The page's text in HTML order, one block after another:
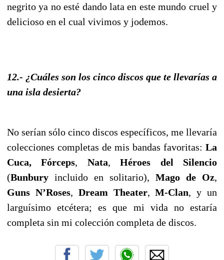
negrito ya no esté dando lata en este mundo cruel y
delicioso en el cual vivimos y jodemos.
12.- ¿Cuáles son los cinco discos que te llevarías a
una isla desierta?
No serían sólo cinco discos específicos, me llevaría
colecciones completas de mis bandas favoritas: La
Cuca, Fórceps, Nata, Héroes del Silencio
(Bunbury incluido en solitario), Mago de Oz,
Guns N’Roses, Dream Theater,M-Clan, y un
larguísimo etcétera; es que mi vida no estaría
completa sin mi colección completa de discos.